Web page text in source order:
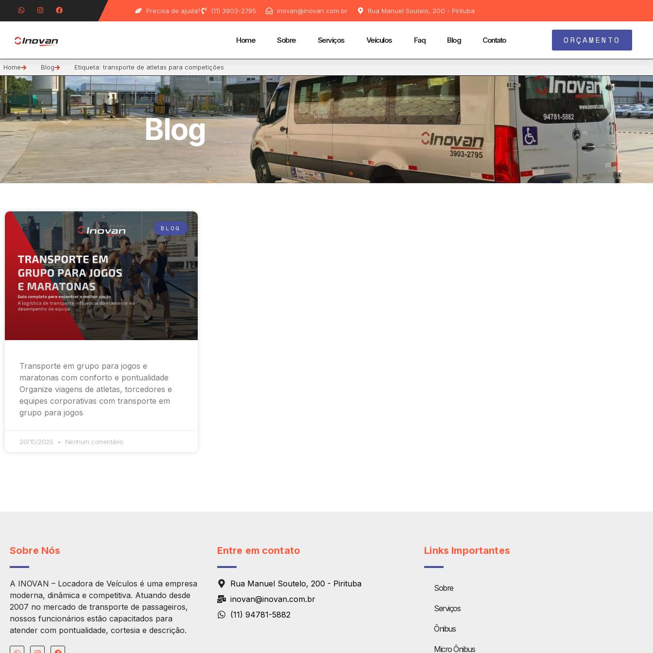
Precisa de ajuda? (11) 3903-2795 inovan@inovan.com.br Rua Manuel Soutelo, 200 - Pirituba
Home Sobre Serviços Veículos Faq Blog Contato ORÇAMENTO
Home Blog Etiqueta: transporte de atletas para competições
Blog
BLOG
Transporte em grupo para jogos e
maratonas com conforto e pontualidade
Organize viagens de atletas, torcedores e
equipes corporativas com transporte em
grupo para jogos
20/10/2025 Nenhum comentário
Sobre Nós
A INOVAN – Locadora de Veículos é uma empresa
moderna, dinâmica e competitiva. Atuando desde
2007 no mercado de transporte de passageiros,
nossos funcionários estão capacitados para
atender com pontualidade, cortesia e descrição.
Entre em contato
Rua Manuel Soutelo, 200 - Pirituba
inovan@inovan.com.br
(11) 94781-5882
Links Importantes
Sobre
Serviços
Ônibus
Micro Ônibus